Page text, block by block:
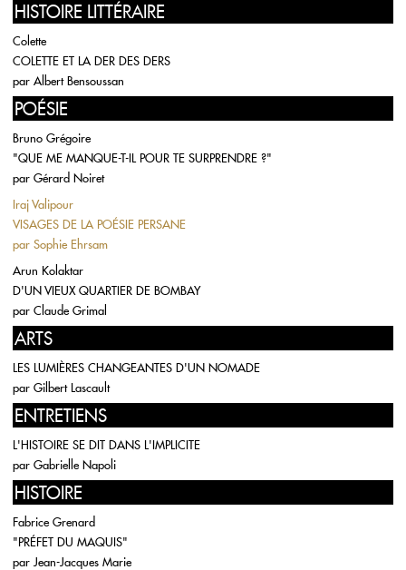
HISTOIRE LITTÉRAIRE
Colette
COLETTE ET LA DER DES DERS
par Albert Bensoussan
POÉSIE
Bruno Grégoire
"QUE ME MANQUE-T-IL POUR TE SURPRENDRE ?"
par Gérard Noiret
Iraj Valipour
VISAGES DE LA POÉSIE PERSANE
par Sophie Ehrsam
Arun Kolaktar
D'UN VIEUX QUARTIER DE BOMBAY
par Claude Grimal
ARTS
LES LUMIÈRES CHANGEANTES D'UN NOMADE
par Gilbert Lascault
ENTRETIENS
L'HISTOIRE SE DIT DANS L'IMPLICITE
par Gabrielle Napoli
HISTOIRE
Fabrice Grenard
"PRÉFET DU MAQUIS"
par Jean-Jacques Marie